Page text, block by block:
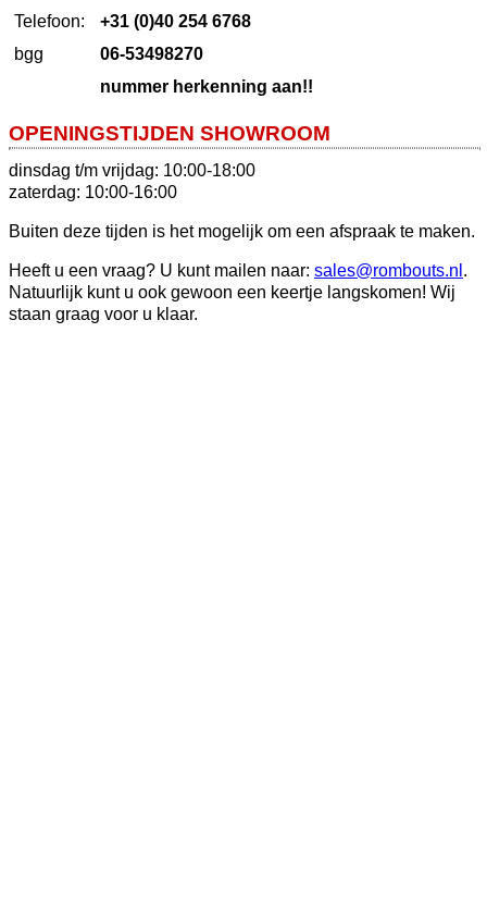
Telefoon:
+31 (0)40 254 6768
bgg
06-53498270
nummer herkenning aan!!
OPENINGSTIJDEN SHOWROOM
dinsdag t/m vrijdag: 10:00-18:00
zaterdag: 10:00-16:00
Buiten deze tijden is het mogelijk om een afspraak te maken.
Heeft u een vraag? U kunt mailen naar: sales@rombouts.nl .
Natuurlijk kunt u ook gewoon een keertje langskomen! Wij
staan graag voor u klaar.